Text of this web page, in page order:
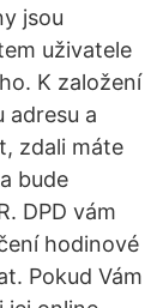
jsou
uživatele
K založení
adresu a
zdali máte
bude
DPD vám
hodinové
Pokud Vám